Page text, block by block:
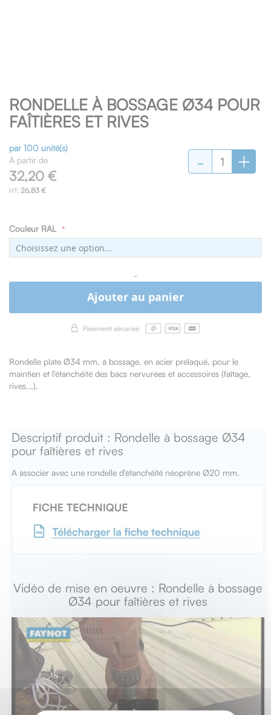
RONDELLE À BOSSAGE Ø34 POUR
FAÎTIÈRES ET RIVES
par 100 unité(s)
À partir de
32,20 €
26,83 €
Couleur RAL
- +
-
Ajouter au panier
Rondelle plate Ø34 mm, à bossage, en acier prélaqué, pour le
maintien et l'étanchéité des bacs nervurées et accessoires (faîtage,
rives...).
to
the
beginning
the
images
gallery
Descriptif produit : Rondelle à bossage Ø34
pour faîtières et rives
A associer avec une rondelle d'étanchéité néoprène Ø20 mm.
Vidéo de mise en oeuvre : Rondelle à bossage
Ø34 pour faîtières et rives